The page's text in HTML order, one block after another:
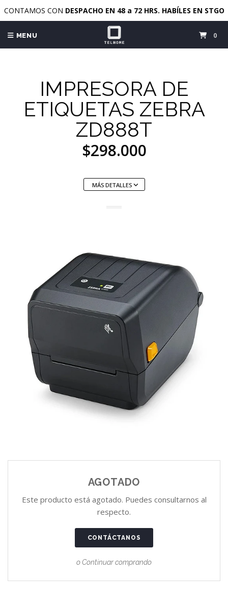
CONTAMOS CON DESPACHO EN 48 a 72 HRS. HABÍLES EN STGO
MENU 0
IMPRESORA DE
ETIQUETAS ZEBRA
ZD888T
$298.000
MÁS DETALLES
AGOTADO
Este producto está agotado. Puedes consultarnos al
respecto.
CONTÁCTANOS
o Continuar comprando